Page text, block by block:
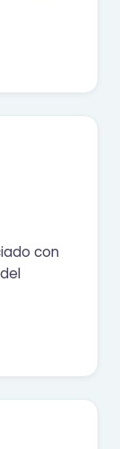
con